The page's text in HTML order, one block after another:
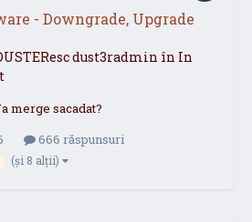
- Downgrade, Upgrade
dust3radmin în In
merge sacadat?
666 răspunsuri
(și 8 alții)